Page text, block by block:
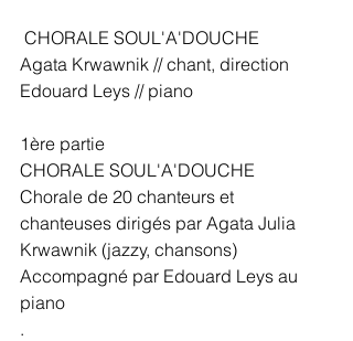
CHORALE SOUL'A'DOUCHE
Agata Krwawnik // chant, direction
Edouard Leys // piano
1ère partie
CHORALE SOUL'A'DOUCHE
Chorale de 20 chanteurs et
chanteuses dirigés par Agata Julia
Krwawnik (jazzy, chansons)
Accompagné par Edouard Leys au
piano
.